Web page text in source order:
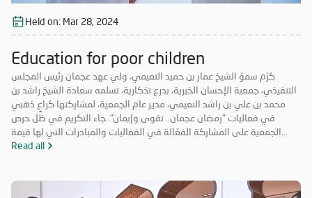
Held on: Mar 28, 2024
Education for poor children
كرّم سموّ الشيخ عمار بن حميد النعيمي، ولي عهد عجمان رئيس المجلس
التنفيذي، جمعية الإحسان الخيرية، بدرع تذكارية، تسلمه سعادة الشيخ راشد بن
محمد بن علي بن راشد النعيمي، مدير عام الجمعية، لمشاركتها كراعٍ ذهبي
في فعاليات "رمضان عجمان.. تقوى وإيمان". جاء التكريم في ظل حرص
الجمعية على المشاركة الفعّالة في الفعاليات والمبادرات التي لها قيمة
مضافة تعود على المجتمع بالخير والنفع، وهو ما تتميز به فعاليات "رمضان
وواجبها تجاه الإمارة؛ إذ قامت برعاية ذهبية للفعاليات والنشاطات
Read all